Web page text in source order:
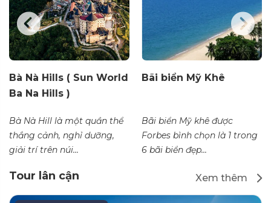
Bà Nà Hills ( Sun World
Ba Na Hills )
Bà Nà Hill là một quần thể
thắng cảnh, nghỉ dưỡng,
giải trí trên núi...
Bãi biển Mỹ Khê
Bãi biển Mỹ khê được
Forbes bình chọn là 1 trong
6 bãi biển đẹp...
Tour lân cận Xem thêm